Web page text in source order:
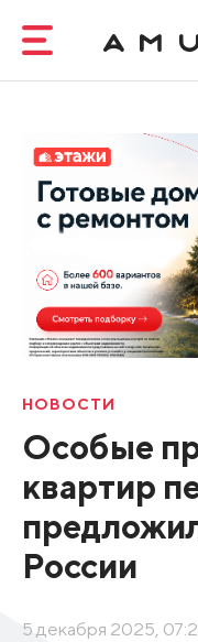
НОВОСТИ
Особые
квартир
России
5 декабря 2025,